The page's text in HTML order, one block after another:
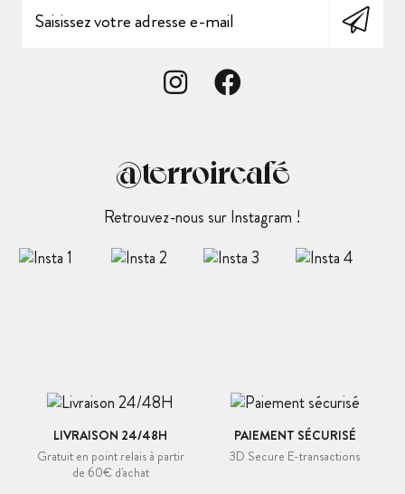
@terroircafé
Retrouvez-nous sur Instagram !
LIVRAISON 24/48H
Gratuit en point relais à partir
de 60€ d'achat
PAIEMENT SÉCURISÉ
3D Secure E-transactions